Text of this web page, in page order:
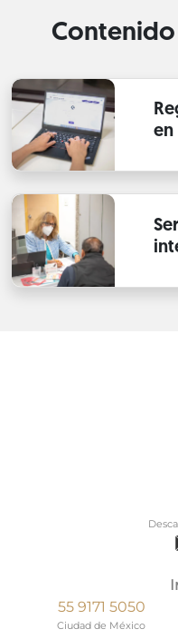
en
55 9171 5050
Ciudad de México